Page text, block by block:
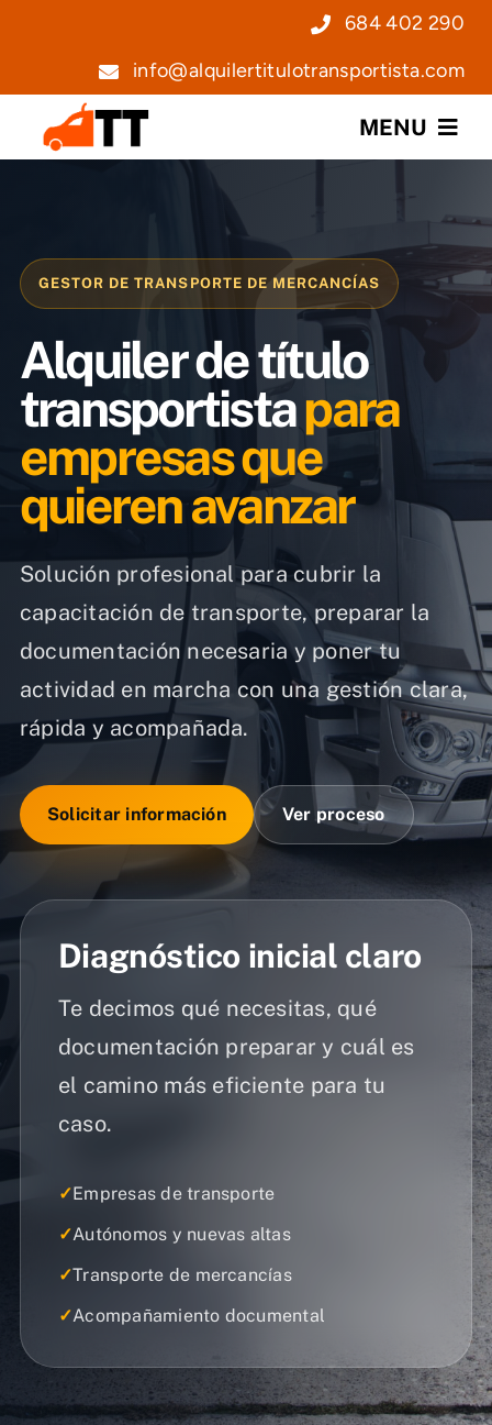
684 402 290
info@alquilertitulotransportista.com
MENU
Servicios
Noticias
Contacto
GESTOR DE TRANSPORTE DE MERCANCÍAS
Alquiler de título
transportistapara
empresas que
quieren avanzar
Solución profesional para cubrir la
capacitación de transporte, preparar la
documentación necesaria y poner tu
actividad en marcha con una gestión clara,
rápida y acompañada.
Solicitar información Ver proceso
Diagnóstico inicial claro
Te decimos qué necesitas, qué
documentación preparar y cuál es
el camino más eficiente para tu
caso.
✓Empresas de transporte
✓Autónomos y nuevas altas
✓Transporte de mercancías
✓Acompañamiento documental